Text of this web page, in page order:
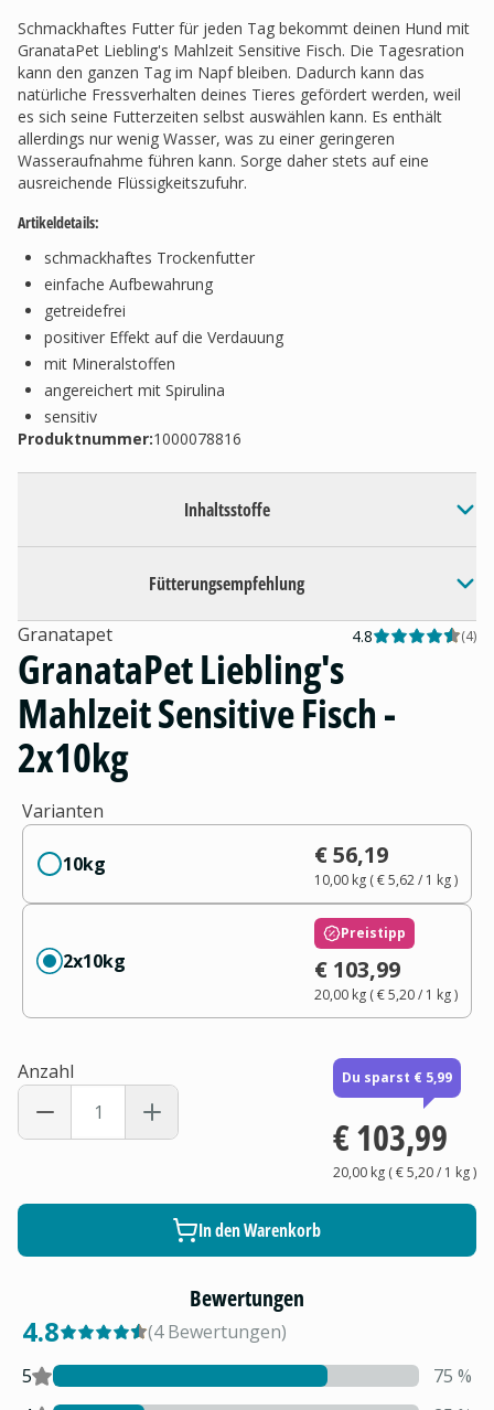
Schmackhaftes Futter für jeden Tag bekommt deinen Hund mit
GranataPet Liebling's Mahlzeit Sensitive Fisch. Die Tagesration
kann den ganzen Tag im Napf bleiben. Dadurch kann das
natürliche Fressverhalten deines Tieres gefördert werden, weil
es sich seine Futterzeiten selbst auswählen kann. Es enthält
allerdings nur wenig Wasser, was zu einer geringeren
Wasseraufnahme führen kann. Sorge daher stets auf eine
ausreichende Flüssigkeitszufuhr.
Artikeldetails:
schmackhaftes Trockenfutter
einfache Aufbewahrung
getreidefrei
positiver Effekt auf die Verdauung
mit Mineralstoffen
angereichert mit Spirulina
sensitiv
Produktnummer:1000078816
Inhaltsstoffe
Fütterungsempfehlung
Granatapet 4.8 (4)
GranataPet Liebling's
Mahlzeit Sensitive Fisch -
2x10kg
Varianten
10kg € 56,19
10,00 kg(€ 5,62/ 1 kg)
2x10kg
Preistipp
€ 103,99
20,00 kg(€ 5,20/ 1 kg)
Anzahl Du sparst € 5,99
€ 103,99
20,00 kg(€ 5,20/ 1 kg)
In den Warenkorb
Bewertungen
4.8 (4 Bewertungen)
5
75 %